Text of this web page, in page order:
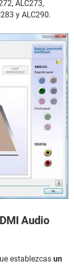
ALC273,
y ALC290.
Audio
establezcas un